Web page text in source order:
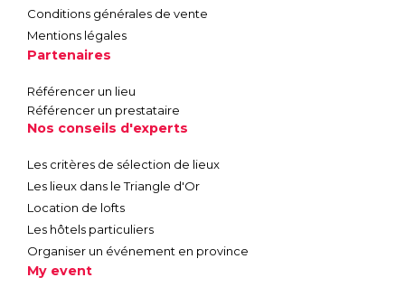
Conditions générales de vente
Mentions légales
Partenaires
Référencer un lieu
Référencer un prestataire
Nos conseils d'experts
Les critères de sélection de lieux
Les lieux dans le Triangle d'Or
Location de lofts
Les hôtels particuliers
Organiser un événement en province
My event